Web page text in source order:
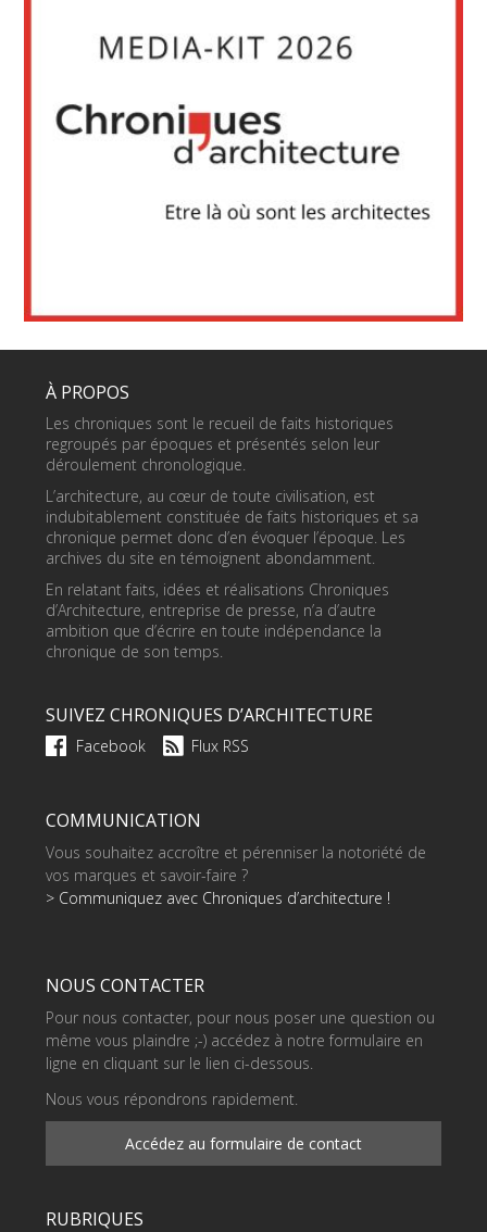
À PROPOS
Les chroniques sont le recueil de faits historiques
regroupés par époques et présentés selon leur
déroulement chronologique.
L’architecture, au cœur de toute civilisation, est
indubitablement constituée de faits historiques et sa
chronique permet donc d’en évoquer l’époque. Les
archives du site en témoignent abondamment.
En relatant faits, idées et réalisations Chroniques
d’Architecture, entreprise de presse, n’a d’autre
ambition que d’écrire en toute indépendance la
chronique de son temps.
SUIVEZ CHRONIQUES D’ARCHITECTURE
Facebook Flux RSS
COMMUNICATION
Vous souhaitez accroître et pérenniser la notoriété de
vos marques et savoir-faire ?
> Communiquez avec Chroniques d’architecture !
NOUS CONTACTER
Pour nous contacter, pour nous poser une question ou
même vous plaindre ;-) accédez à notre formulaire en
ligne en cliquant sur le lien ci-dessous.
Nous vous répondrons rapidement.
Accédez au formulaire de contact
RUBRIQUES